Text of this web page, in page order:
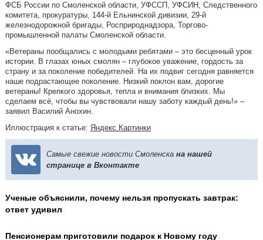
ФСБ России по Смоленской области, УФССП, УФСИН, Следственного
комитета, прокуратуры, 144-й Ельнинской дивизии, 29-й
железнодорожной бригады, Росприроднадзора, Торгово-
промышленной палаты Смоленской области.
«Ветераны пообщались с молодыми ребятами – это бесценный урок
истории. В глазах юных смолян – глубокое уважение, гордость за
страну и за поколение победителей. На их подвиг сегодня равняется
наше подрастающее поколение. Низкий поклон вам, дорогие
ветераны! Крепкого здоровья, тепла и внимания близких. Мы
сделаем всё, чтобы вы чувствовали нашу заботу каждый день!» –
заявил Василий Анохин.
Иллюстрация к статье: Яндекс.Картинки
Самые свежие новости Смоленска на нашей
странице в Вконтакте
Ученые объяснили, почему нельзя пропускать завтрак:
ответ удивил
Пенсионерам приготовили подарок к Новому году